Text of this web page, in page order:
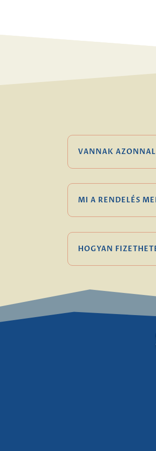
VANNAK
MI A RENDELÉS
HOGYAN